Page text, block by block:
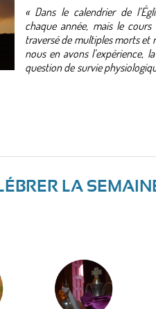
« Dans le calendrier de
chaque année, mais le
traversé de multiples morts et
nous en avons l’expérience,
question de survie
LA